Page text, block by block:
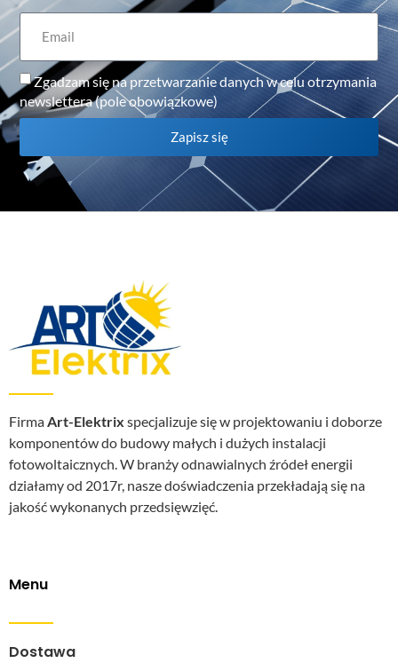
Zgadzam się na przetwarzanie danych w celu otrzymania
newslettera (pole obowiązkowe)
Zapisz się
Firma Art-Elektrix specjalizuje się w projektowaniu i doborze
komponentów do budowy małych i dużych instalacji
fotowoltaicznych. W branży odnawialnych źródeł energii
działamy od 2017r, nasze doświadczenia przekładają się na
jakość wykonanych przedsięwzięć.
Menu
Dostawa